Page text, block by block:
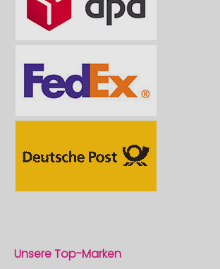
Unsere Top-Marken